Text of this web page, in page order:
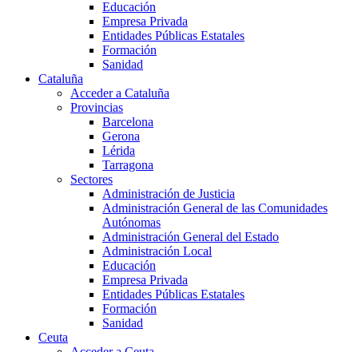
Educación
Empresa Privada
Entidades Públicas Estatales
Formación
Sanidad
Cataluña
Acceder a Cataluña
Provincias
Barcelona
Gerona
Lérida
Tarragona
Sectores
Administración de Justicia
Administración General de las Comunidades
Autónomas
Administración General del Estado
Administración Local
Educación
Empresa Privada
Entidades Públicas Estatales
Formación
Sanidad
Ceuta